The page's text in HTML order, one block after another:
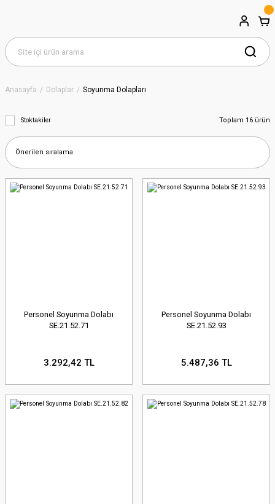
Anasayfa Dolaplar Soyunma Dolapları
Stoktakiler Toplam 16 ürün
Personel Soyunma Dolabı
SE.21.52.71
3.292,42 TL
Personel Soyunma Dolabı
SE.21.52.93
5.487,36 TL